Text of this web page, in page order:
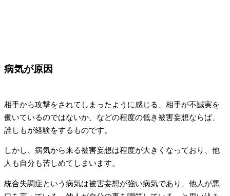
病気が原因
相手から攻撃をされてしまったように感じる、相手が不誠実を
働いているのではないか、などの程度の低き被害妄想ならば、
誰しもが経験をするものです。
しかし、病気から来る被害妄想は程度が大きくなっており、他
人も自分も苦しめてしまいます。
統合失調症という病気は被害妄想が強い病気であり、他人が悪